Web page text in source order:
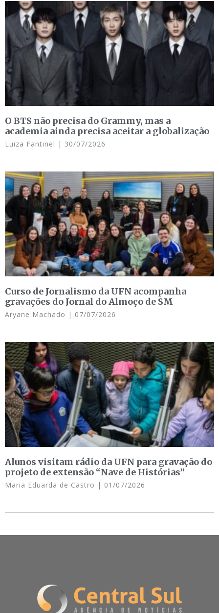
O BTS não precisa do Grammy, mas a
academia ainda precisa aceitar a globalização
Luiza Fantinel 30/07/2026
Curso de Jornalismo da UFN acompanha
gravações do Jornal do Almoço de SM
Aryane Machado 07/07/2026
Alunos visitam rádio da UFN para gravação do
projeto de extensão “Nave de Histórias”
Maria Eduarda de Castro 01/07/2026